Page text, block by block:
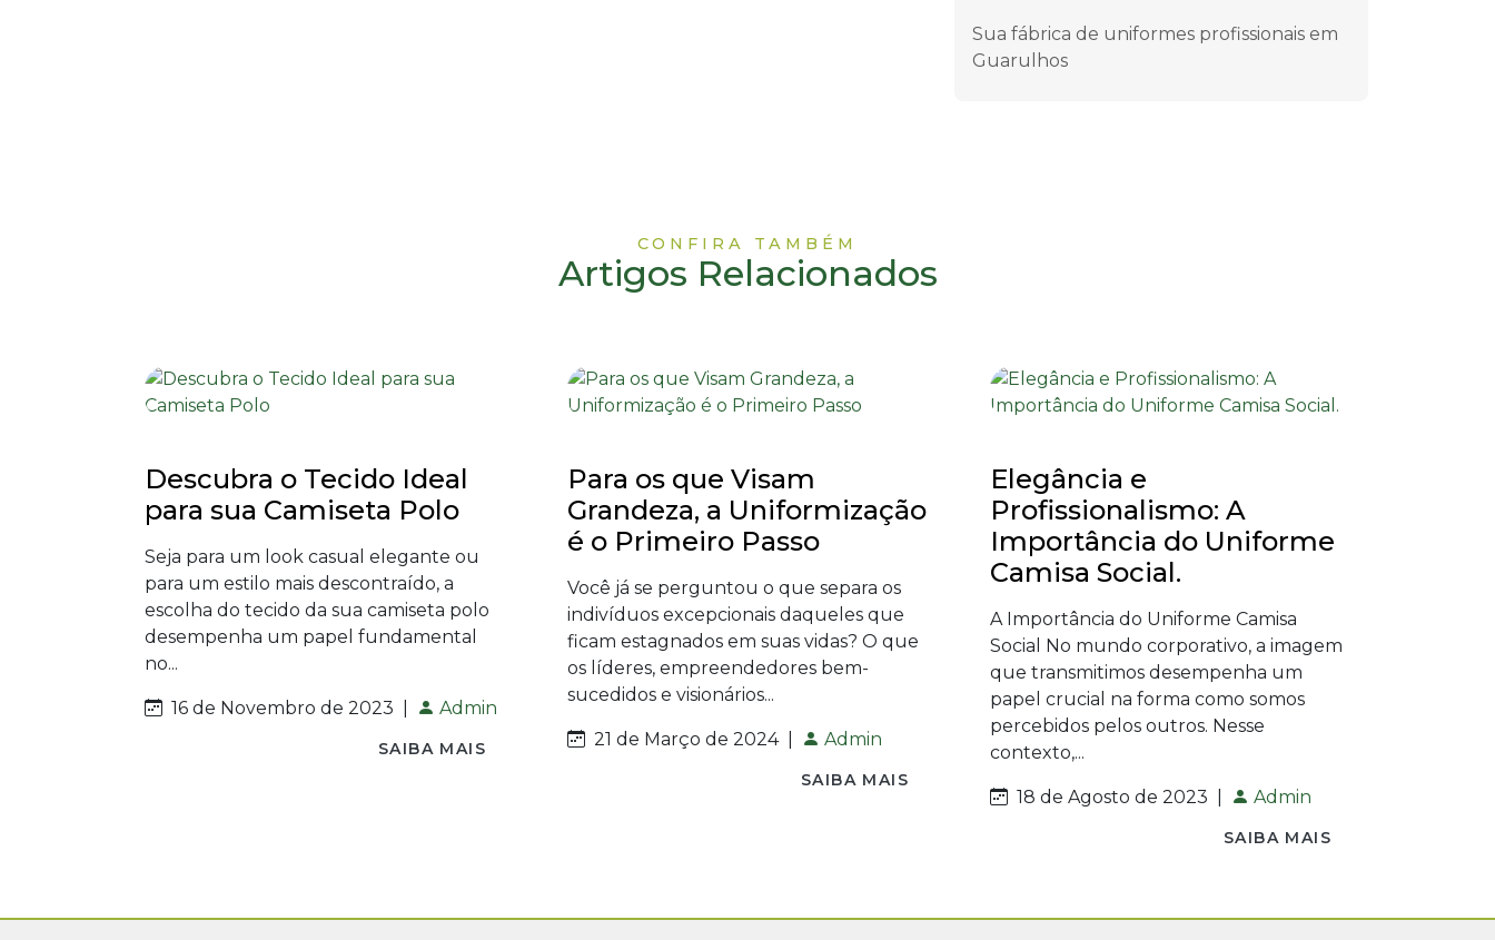
Sua fábrica de uniformes profissionais em
Guarulhos
CONFIRA TAMBÉM
Artigos Relacionados
Descubra o Tecido Ideal
para sua Camiseta Polo
Seja para um look casual elegante ou
para um estilo mais descontraído, a
escolha do tecido da sua camiseta polo
desempenha um papel fundamental
no...
16 de Novembro de 2023 Admin
SAIBA MAIS
Para os que Visam
Grandeza, a Uniformização
é o Primeiro Passo
Você já se perguntou o que separa os
indivíduos excepcionais daqueles que
ficam estagnados em suas vidas? O que
os líderes, empreendedores bem-
sucedidos e visionários...
21 de Março de 2024 Admin
SAIBA MAIS
Elegância e
Profissionalismo: A
Importância do Uniforme
Camisa Social.
A Importância do Uniforme Camisa
Social No mundo corporativo, a imagem
que transmitimos desempenha um
papel crucial na forma como somos
percebidos pelos outros. Nesse
contexto,...
18 de Agosto de 2023 Admin
SAIBA MAIS